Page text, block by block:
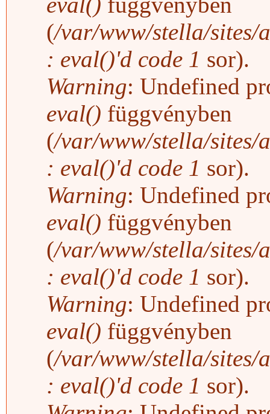
(/var/www/stella/sites/
: eval()'d code 1 sor).
Warning: Undefined
eval() függvényben
(/var/www/stella/sites/
: eval()'d code 1 sor).
Warning: Undefined
eval() függvényben
(/var/www/stella/sites/
: eval()'d code 1 sor).
Warning: Undefined
eval() függvényben
(/var/www/stella/sites/
: eval()'d code 1 sor).